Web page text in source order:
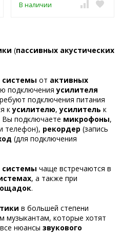
В наличии
(пассивных акустических
системы от активных
подключенияусилителя
подключения питания
кусилителю,усилитель к
Вы подключаете микрофоны,
телефон), рекордер (запись
(для подключения
системы чаще встречаются в
, а также при
.
в большей степени
музыкантам, которые хотят
нюансы звукового